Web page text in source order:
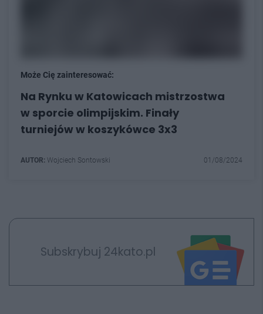
Może Cię zainteresować:
Na Rynku w Katowicach mistrzostwa
w sporcie olimpijskim. Finały
turniejów w koszykówce 3x3
AUTOR: Wojciech Sontowski 01/08/2024
Subskrybuj 24kato.pl